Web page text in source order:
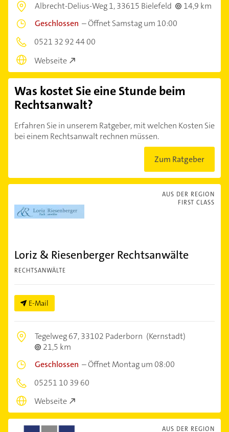
Albrecht-Delius-Weg 1,33615 Bielefeld
14,9 km
Geschlossen –Öffnet Samstag um 10:00
0521 32 92 44 00
Webseite
Was kostet Sie eine Stunde beim
Rechtsanwalt?
Erfahren Sie in unserem Ratgeber, mit welchen Kosten Sie
bei einem Rechtsanwalt rechnen müssen.
Zum Ratgeber
AUS DER REGION
FIRST CLASS
Loriz & Riesenberger Rechtsanwälte
RECHTSANWÄLTE
E-Mail
Tegelweg 67,33102 Paderborn (Kernstadt)
21,5 km
Geschlossen –Öffnet Montag um 08:00
05251 10 39 60
Webseite
AUS DER REGION